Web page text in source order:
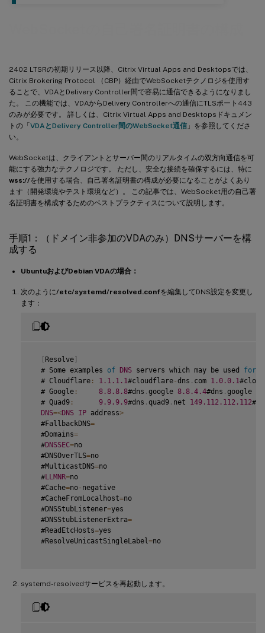
2402 LTSRの初期リリース以降、Citrix Virtual Apps and Desktopsでは、
Citrix Brokering Protocol （CBP）経由でWebSocketテクノロジを使用す
ることで、VDAとDelivery Controller間で容易に通信できるようになりまし
た。 この機能では、VDAからDelivery Controllerへの通信にTLSポート443
のみが必要です。 詳しくは、Citrix Virtual Apps and Desktopsドキュメン
トの「VDAとDelivery Controller間のWebSocket通信 」を参照してくださ
い。
WebSocketは、クライアントとサーバー間のリアルタイムの双方向通信を可
能にする強力なテクノロジです。 ただし、安全な接続を確保するには、特に
wss://を使用する場合、自己署名証明書の構成が必要になることがよくあり
ます（開発環境やテスト環境など）。 この記事では、WebSocket用の自己署
名証明書を構成するためのベストプラクティスについて説明します。
手順1：（ドメイン非参加のVDAのみ）DNSサーバーを構
成する
UbuntuおよびDebian VDAの場合：
次のように/etc/systemd/resolved.confを編集してDNS設定を変更し
ます：
[ Resolve]
  # Some examples
of DNS servers which may be used for
  # Cloudflare
: 1.1 .1 .1#cloudflare-dns . com 1.0 .0 .1
  # Google
: 8.8 .8 .8#dns . google 8.8 .4 .4#dns . google
  # Quad9
: 9.9 .9 .9#dns . quad9 . net 149.112 .112 .112
DNS=<DNS IP address>
  #FallbackDNS
=
  #Domains
=
  #
DNSSEC=no
  #DNSOverTLS
=no
  #MulticastDNS
=no
  #
LLMNR=no
  #Cache
=no- negative
  #CacheFromLocalhost
=no
  #DNSStubListener
=yes
  #DNSStubListenerExtra
=
  #ReadEtcHosts
=yes
  #ResolveUnicastSingleLabel
=no
systemd-resolvedサービスを再起動します。